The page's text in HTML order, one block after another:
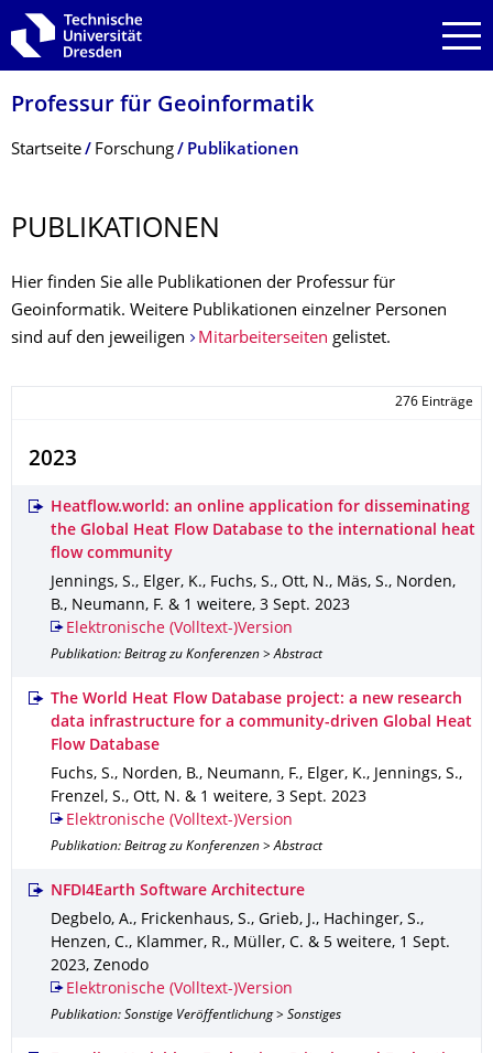
Zur Hauptnavigation springen
Zur Suche springen
Zum Inhalt springen
Professur für Geoinformatik
Breadcrumb-Menü
Startseite Forschung Publikationen
PUBLIKATIONEN
Hier finden Sie alle Publikationen der Professur für
Geoinformatik. Weitere Publikationen einzelner Personen
sind auf den jeweiligen
Mitarbeiterseiten gelistet.
276 Einträge
2023
Heatflow.world: an online application for disseminating
the Global Heat Flow Database to the international heat
flow community
Jennings, S., Elger, K., Fuchs, S., Ott, N., Mäs, S., Norden,
B., Neumann, F. & 1 weitere, 3 Sept. 2023
Elektronische (Volltext-)Version
Publikation: Beitrag zu Konferenzen > Abstract
The World Heat Flow Database project: a new research
data infrastructure for a community-driven Global Heat
Flow Database
Fuchs, S., Norden, B., Neumann, F., Elger, K., Jennings, S.,
Frenzel, S., Ott, N. & 1 weitere, 3 Sept. 2023
Elektronische (Volltext-)Version
Publikation: Beitrag zu Konferenzen > Abstract
NFDI4Earth Software Architecture
Degbelo, A., Frickenhaus, S., Grieb, J., Hachinger, S.,
Henzen, C., Klammer, R., Müller, C. & 5 weitere, 1 Sept.
2023, Zenodo
Elektronische (Volltext-)Version
Publikation: Sonstige Veröffentlichung > Sonstiges